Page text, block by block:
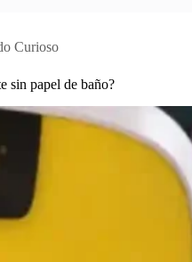
Curioso
sin papel de baño?